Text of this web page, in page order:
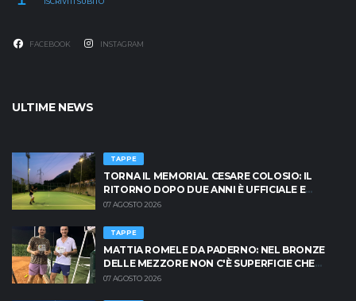
FACEBOOK INSTAGRAM
ULTIME NEWS
TAPPE
TORNA IL MEMORIAL CESARE COLOSIO: IL
RITORNO DOPO DUE ANNI È UFFICIALE E
BRESCIA È PRONTA AD INFIAMMARSI!
07 AGOSTO 2026
TAPPE
MATTIA ROMELE DA PADERNO: NEL BRONZE
DELLE MEZZORE NON C'È SUPERFICIE CHE
TENGA
07 AGOSTO 2026